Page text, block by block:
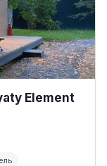
Element